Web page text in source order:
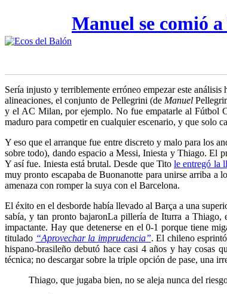
Manuel se comió
Sería injusto y terriblemente erróneo empezar este
alineaciones, el conjunto de Pellegrini (de Manuel
y el AC Milan, por ejemplo. No fue empatarle al Fútbol
maduro para competir en cualquier escenario, y que solo
Y eso que el arranque fue entre discreto y malo para los
sobre todo), dando espacio a Messi, Iniesta y Thiago. El
Y así fue. Iniesta está brutal. Desde que Titole entregó la
muy pronto escapaba de Buonanotte para unirse arriba
amenaza con romper la suya con el Barcelona.
El éxito en el desborde había llevado al Barça a una
sabía, y tan pronto bajaronLa pillería de Iturra a Thiago,
impactante. Hay que detenerse en el 0-1 porque tiene
titulado “Aprovechar la imprudencia”. El chileno
hispano-brasileño debutó hace casi 4 años y hay cosas
técnica; no descargar sobre la triple opción de pase, una
Thiago, que jugaba bien, no se aleja nunca del